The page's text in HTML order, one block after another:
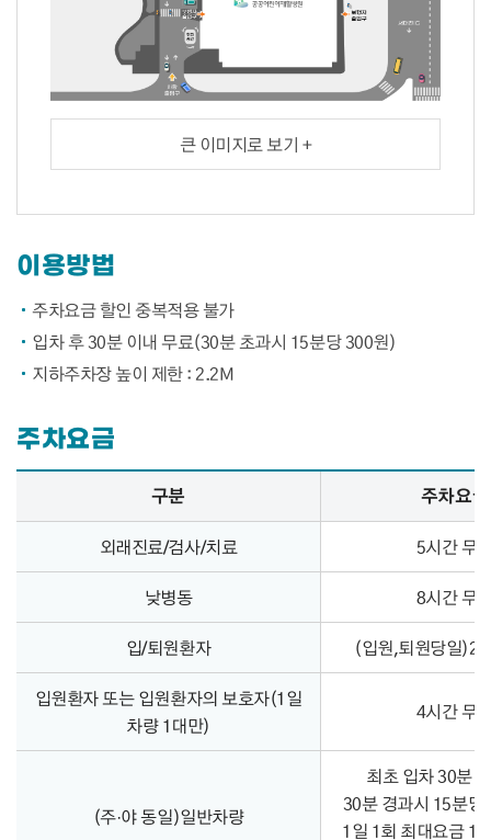
큰 이미지로 보기 +
이용방법
주차요금 할인 중복적용 불가
입차 후 30분 이내 무료(30분 초과시 15분당 300원)
지하주차장 높이 제한 : 2.2M
주차요금
주차요금 – 구분, 주차요금, 비고 정보 제공
구분 주차요금
외래진료/검사/치료
5시간 무
낮병동
8시간 무
입/퇴원환자
(입원,퇴원당일
입원환자 또는 입원환자의 보호자(1일
차량 1대만)
4시간 무
(주·야 동일)일반차량
최초 입차 30분
30분 경과시 15분당
1일 1회 최대요금